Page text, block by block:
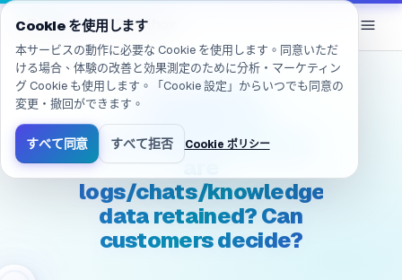
移動しました: /ja/products/ai-sandbox/faq/
eGroupAI/AI Sandbox
(Security &
compliance)
Evaluation: How long
logs/chats/knowledge
data retained? Can
customers decide?
Cookie を使用します
本サービスの動作に必要な Cookie を使用します。同意いただ
ける場合、体験の改善と効果測定のために分析・マーケティン
グ Cookie も使用します。「Cookie 設定」からいつでも同意の
変更・撤回ができます。
すべて同意 すべて拒否 Cookie ポリシー